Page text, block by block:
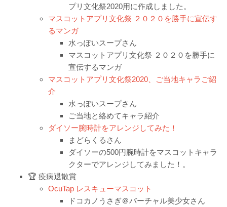
プリ文化祭2020用に作成しました。
マスコットアプリ文化祭 ２０２０を勝手に宣伝す
るマンガ
水っぽいスープさん
マスコットアプリ文化祭 ２０２０を勝手に
宣伝するマンガ
マスコットアプリ文化祭2020、ご当地キャラご紹
介
水っぽいスープさん
ご当地と絡めてキャラ紹介
ダイソー腕時計をアレンジしてみた！
まどらくるさん
ダイソーの500円腕時計をマスコットキャラ
クターでアレンジしてみました！。
🏆 疫病退散賞
OcuTap レスキューマスコット
ドコカノうさぎ＠バーチャル美少女さん